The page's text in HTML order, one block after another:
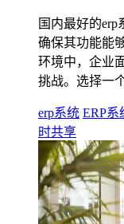
国内最好的
确保其功能能
环境中，企业
挑战。选择一
erp系统 ERP系
时共享